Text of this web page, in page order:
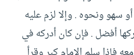
سهو ونحوه . وإلا لزم عليه
أفضل . فإن كان أدركه في